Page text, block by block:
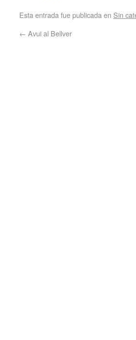
Esta entrada fue publicada en Sin
← Avui al Bellver